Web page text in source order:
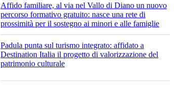
Affido familiare, al via nel Vallo di Diano un nuovo
percorso formativo gratuito: nasce una rete di
prossimità per il sostegno ai minori e alle famiglie
Padula punta sul turismo integrato: affidato a
Destination Italia il progetto di valorizzazione del
patrimonio culturale